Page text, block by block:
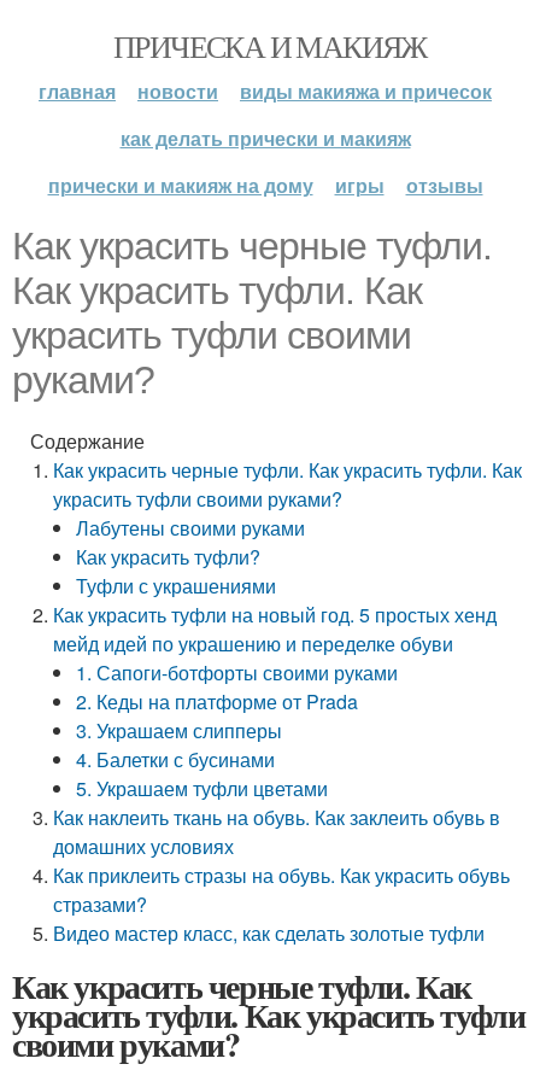
ПРИЧЕСКА И МАКИЯЖ
главная новости
виды макияжа и причесок
как делать прически и макияж
прически и макияж на дому
игры отзывы
Как украсить черные туфли.
Как украсить туфли. Как
украсить туфли своими
руками?
Содержание
Как украсить черные туфли. Как украсить туфли. Как
украсить туфли своими руками?
Лабутены своими руками
Как украсить туфли?
Туфли с украшениями
Как украсить туфли на новый год. 5 простых хенд
мейд идей по украшению и переделке обуви
1. Сапоги-ботфорты своими руками
2. Кеды на платформе от Prada
3. Украшаем слипперы
4. Балетки с бусинами
5. Украшаем туфли цветами
Как наклеить ткань на обувь. Как заклеить обувь в
домашних условиях
Как приклеить стразы на обувь. Как украсить обувь
стразами?
Видео мастер класс, как сделать золотые туфли
Как украсить черные туфли. Как
украсить туфли. Как украсить туфли
своими руками?